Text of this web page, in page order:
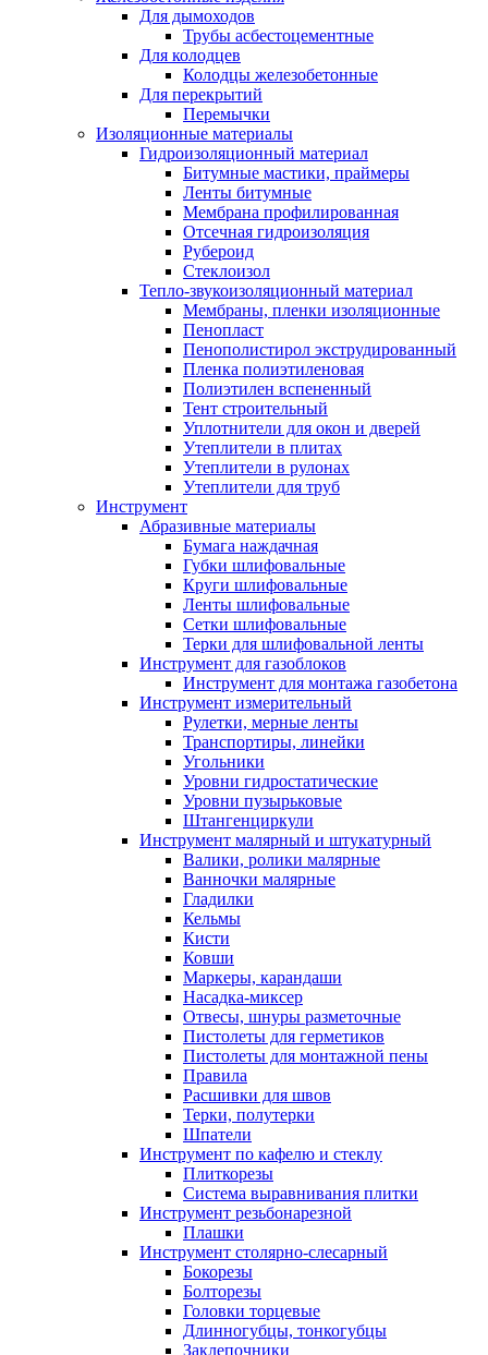
Для дымоходов
Трубы асбестоцементные
Для колодцев
Колодцы железобетонные
Для перекрытий
Перемычки
Изоляционные материалы
Гидроизоляционный материал
Битумные мастики, праймеры
Ленты битумные
Мембрана профилированная
Отсечная гидроизоляция
Рубероид
Стеклоизол
Тепло-звукоизоляционный материал
Мембраны, пленки изоляционные
Пенопласт
Пенополистирол экструдированный
Пленка полиэтиленовая
Полиэтилен вспененный
Тент строительный
Уплотнители для окон и дверей
Утеплители в плитах
Утеплители в рулонах
Утеплители для труб
Инструмент
Абразивные материалы
Бумага наждачная
Губки шлифовальные
Круги шлифовальные
Ленты шлифовальные
Сетки шлифовальные
Терки для шлифовальной ленты
Инструмент для газоблоков
Инструмент для монтажа газобетона
Инструмент измерительный
Рулетки, мерные ленты
Транспортиры, линейки
Угольники
Уровни гидростатические
Уровни пузырьковые
Штангенциркули
Инструмент малярный и штукатурный
Валики, ролики малярные
Ванночки малярные
Гладилки
Кельмы
Кисти
Ковши
Маркеры, карандаши
Насадка-миксер
Отвесы, шнуры разметочные
Пистолеты для герметиков
Пистолеты для монтажной пены
Правила
Расшивки для швов
Терки, полутерки
Шпатели
Инструмент по кафелю и стеклу
Плиткорезы
Система выравнивания плитки
Инструмент резьбонарезной
Плашки
Инструмент столярно-слесарный
Бокорезы
Болторезы
Головки торцевые
Длинногубцы, тонкогубцы
Заклепочники